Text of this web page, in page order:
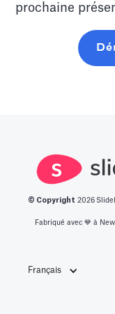
prochaine
© Copyright 2026
Fabriqué avec 💙️ à
Français